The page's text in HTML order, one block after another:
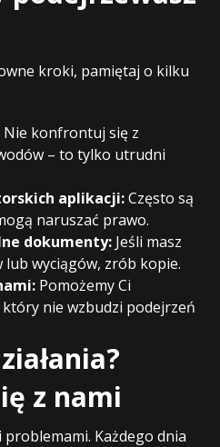
kroki, pamiętaj o kilku
Nie konfrontuj się z
– to tylko utrudni
aplikacji:Często są
naruszać prawo.
dokumenty: Jeśli masz
wyciągów, zrób kopie.
Pomożemy Ci
nie wzbudzi podejrzeń
z nami
Każdego dnia